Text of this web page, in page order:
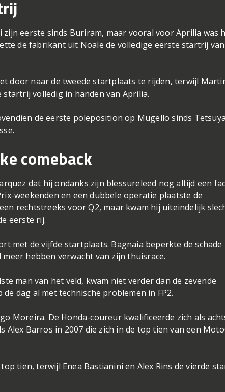
eerste sinds Buriram, maar vooral voor Aprilia was
de fabrikant uit Noale de volledige eerste startrij van
door naar de tweede startplaats te rijden, terwijl
startrij volledig in handen van Aprilia.
de eerste poleposition op Mugello sinds
comeback
dat hij ondanks zijn blessureleed nog altijd een
weekenden en een dubbele operatie plaatste de
rechtstreeks voor Q2, maar kwam hij uiteindelijk
eerste rij.
met de vijfde startplaats. Bagnaia beperkte de schade
hebben verwacht van zijn thuisrace.
man van het veld, kwam niet verder dan de zevende
dag al met technische problemen in FP2.
Moreira. De Honda-coureur kwalificeerde zich als
Alex Barros in 2007 die zich in de top tien van een
tien, terwijl Enea Bastianini en Alex Rins de vierde